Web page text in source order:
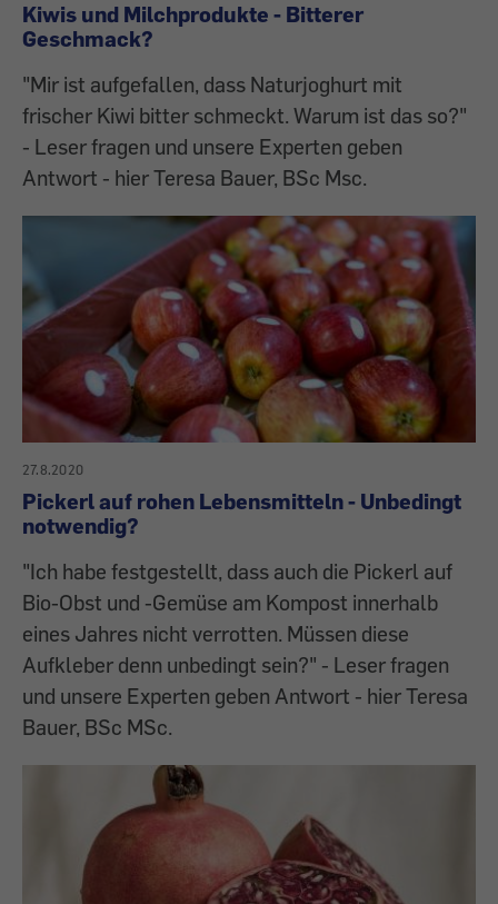
Kiwis und Milchprodukte - Bitterer
Geschmack?
"Mir ist aufgefallen, dass Naturjoghurt mit
frischer Kiwi bitter schmeckt. Warum ist das so?"
- Leser fragen und unsere Experten geben
Antwort - hier Teresa Bauer, BSc Msc.
27.8.2020
Pickerl auf rohen Lebensmitteln - Unbedingt
notwendig?
"Ich habe festgestellt, dass auch die Pickerl auf
Bio-Obst und -Gemüse am Kompost innerhalb
eines Jahres nicht verrotten. Müssen diese
Aufkleber denn unbedingt sein?" - Leser fragen
und unsere Experten geben Antwort - hier Teresa
Bauer, BSc MSc.